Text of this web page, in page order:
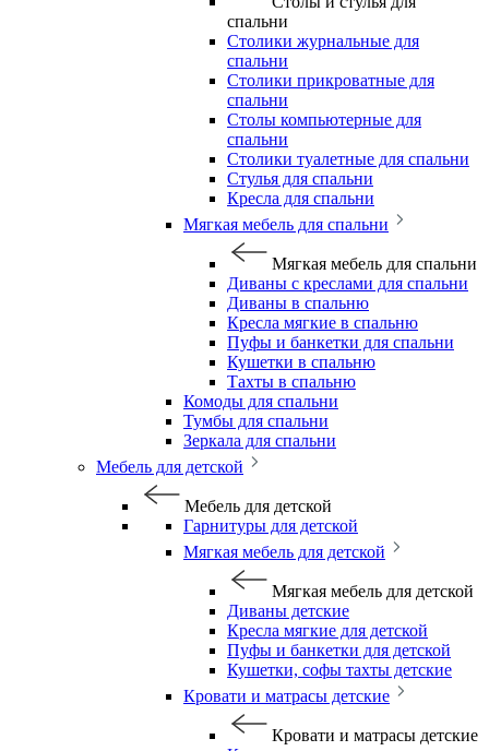
спальни
Столики журнальные для
спальни
Столики прикроватные для
спальни
Столы компьютерные для
спальни
Столики туалетные для спальни
Стулья для спальни
Кресла для спальни
Мягкая мебель для спальни
Мягкая мебель для спальни
Диваны с креслами для спальни
Диваны в спальню
Кресла мягкие в спальню
Пуфы и банкетки для спальни
Кушетки в спальню
Тахты в спальню
Комоды для спальни
Тумбы для спальни
Зеркала для спальни
Мебель для детской
Мебель для детской
Гарнитуры для детской
Мягкая мебель для детской
Мягкая мебель для детской
Диваны детские
Кресла мягкие для детской
Пуфы и банкетки для детской
Кушетки, софы тахты детские
Кровати и матрасы детские
Кровати и матрасы детские